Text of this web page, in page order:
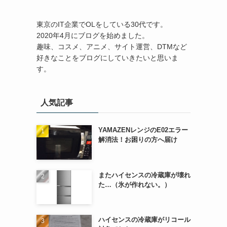
東京のIT企業でOLをしている30代です。
2020年4月にブログを始めました。
趣味、コスメ、アニメ、サイト運営、DTMなど
好きなことをブログにしていきたいと思いま
す。
人気記事
YAMAZENレンジのE02エラー
解消法！お困りの方へ届け
またハイセンスの冷蔵庫が壊れ
た…（氷が作れない。）
ハイセンスの冷蔵庫がリコール